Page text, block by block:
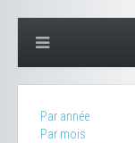
Par année
Par mois